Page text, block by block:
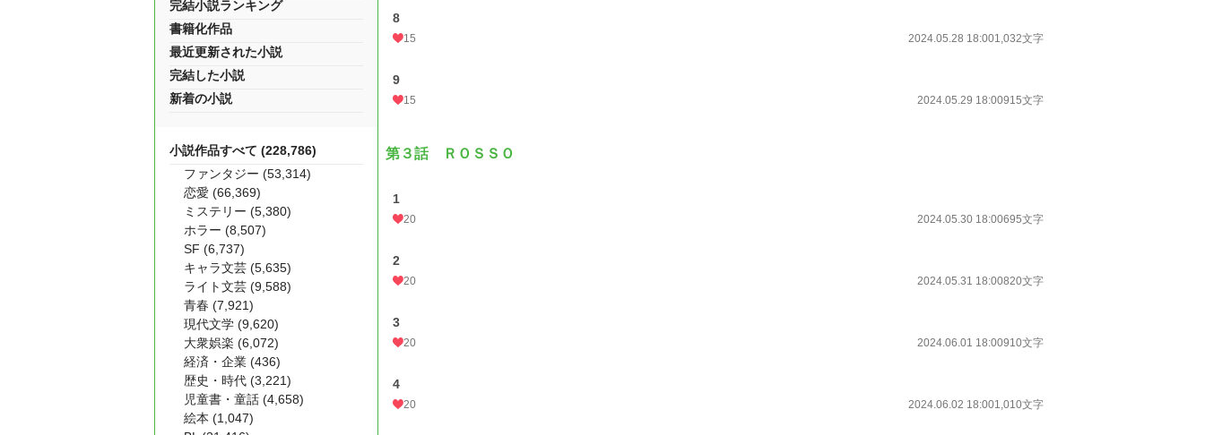
8
15 2024.05.28 18:001,032文字
9
15 2024.05.29 18:00915文字
第３話 ＲＯＳＳＯ
1
20 2024.05.30 18:00695文字
2
20 2024.05.31 18:00820文字
3
20 2024.06.01 18:00910文字
4
20 2024.06.02 18:001,010文字
完結小説ランキング
書籍化作品
最近更新された小説
完結した小説
新着の小説
小説作品すべて (228,786)
ファンタジー (53,314)
恋愛 (66,369)
ミステリー (5,380)
ホラー (8,507)
SF (6,737)
キャラ文芸 (5,635)
ライト文芸 (9,588)
青春 (7,921)
現代文学 (9,620)
大衆娯楽 (6,072)
経済・企業 (436)
歴史・時代 (3,221)
児童書・童話 (4,658)
絵本 (1,047)